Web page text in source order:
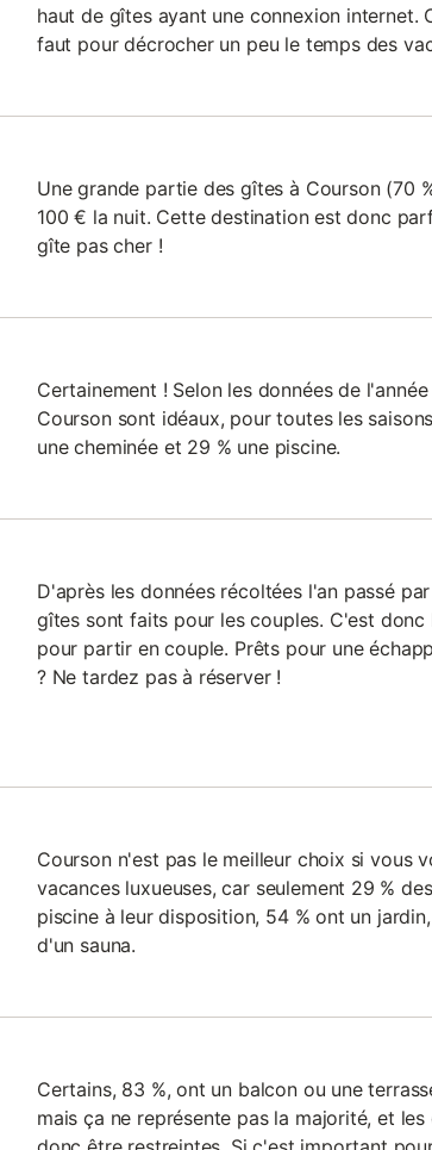
haut de gîtes ayant une connexion internet.
faut pour décrocher un peu le temps des
Une grande partie des gîtes à Courson (70
100 € la nuit. Cette destination est donc
gîte pas cher !
Certainement ! Selon les données de
Courson sont idéaux, pour toutes les
une cheminée et 29 % une piscine.
D'après les données récoltées l'an passé
gîtes sont faits pour les couples. C'est
pour partir en couple. Prêts pour une
? Ne tardez pas à réserver !
Courson n'est pas le meilleur choix si vous
vacances luxueuses, car seulement 29 %
piscine à leur disposition, 54 % ont un
d'un sauna.
Certains, 83 %, ont un balcon ou une
mais ça ne représente pas la majorité, et